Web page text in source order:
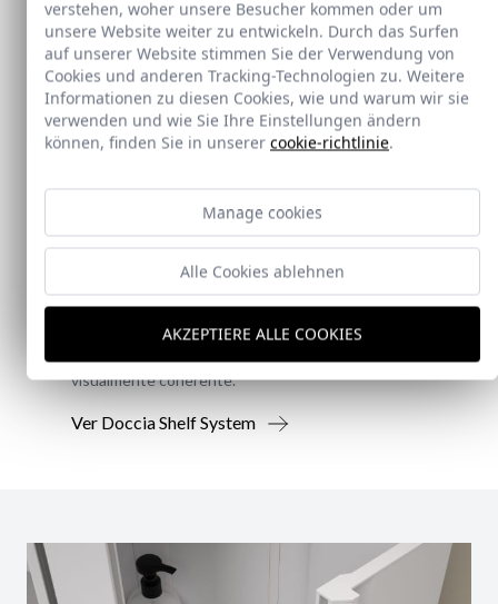
Doccia Shelf System
Doccia presenta un conjunto que combina
mampara de ducha y armario de cristal, pensado
para ofrecer una solución práctica, resistente y
visualmente coherente.
Ver Doccia Shelf System
verstehen, woher unsere Besucher kommen oder um
unsere Website weiter zu entwickeln. Durch das Surfen
auf unserer Website stimmen Sie der Verwendung von
Cookies und anderen Tracking-Technologien zu. Weitere
Informationen zu diesen Cookies, wie und warum wir sie
verwenden und wie Sie Ihre Einstellungen ändern
können, finden Sie in unserer cookie-richtlinie.
Manage cookies
Alle Cookies ablehnen
AKZEPTIERE ALLE COOKIES